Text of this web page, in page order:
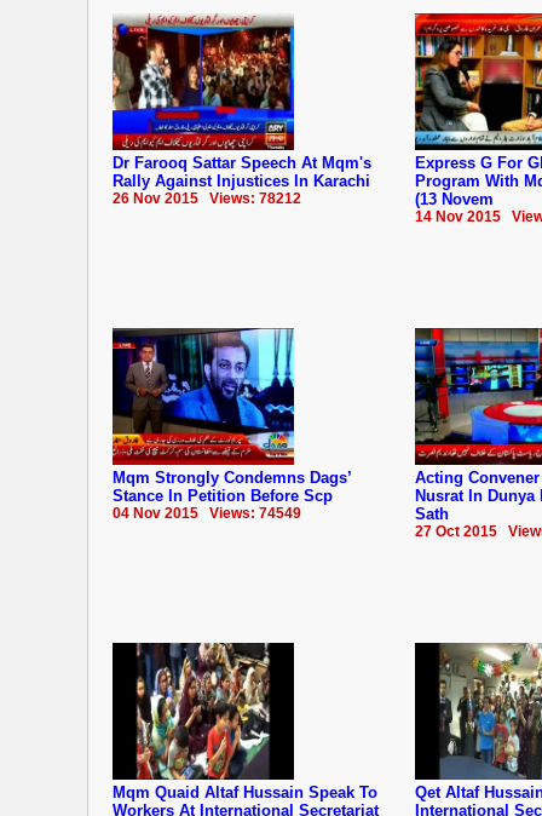
Dr Farooq Sattar Speech At Mqm's
Rally Against Injustices In Karachi
26 Nov 2015 Views: 78212
Express G For
Program With
(13 Novem
14 Nov 2015
Mqm Strongly Condemns Dags’
Stance In Petition Before Scp
04 Nov 2015 Views: 74549
Acting
Nusrat In Dunya
Sath
27 Oct 2015
Mqm Quaid Altaf Hussain Speak To
Workers At International Secretariat
Qet Altaf
International